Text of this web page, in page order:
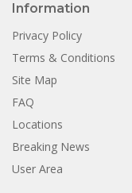
Information
Privacy Policy
Terms & Conditions
Site Map
FAQ
Locations
Breaking News
User Area